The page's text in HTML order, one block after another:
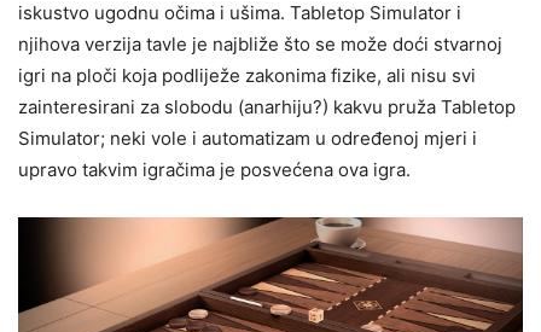
iskustvo ugodnu očima i ušima. Tabletop Simulator i
njihova verzija tavle je najbliže što se može doći stvarnoj
igri na ploči koja podliježe zakonima fizike, ali nisu svi
zainteresirani za slobodu (anarhiju?) kakvu pruža Tabletop
Simulator; neki vole i automatizam u određenoj mjeri i
upravo takvim igračima je posvećena ova igra.